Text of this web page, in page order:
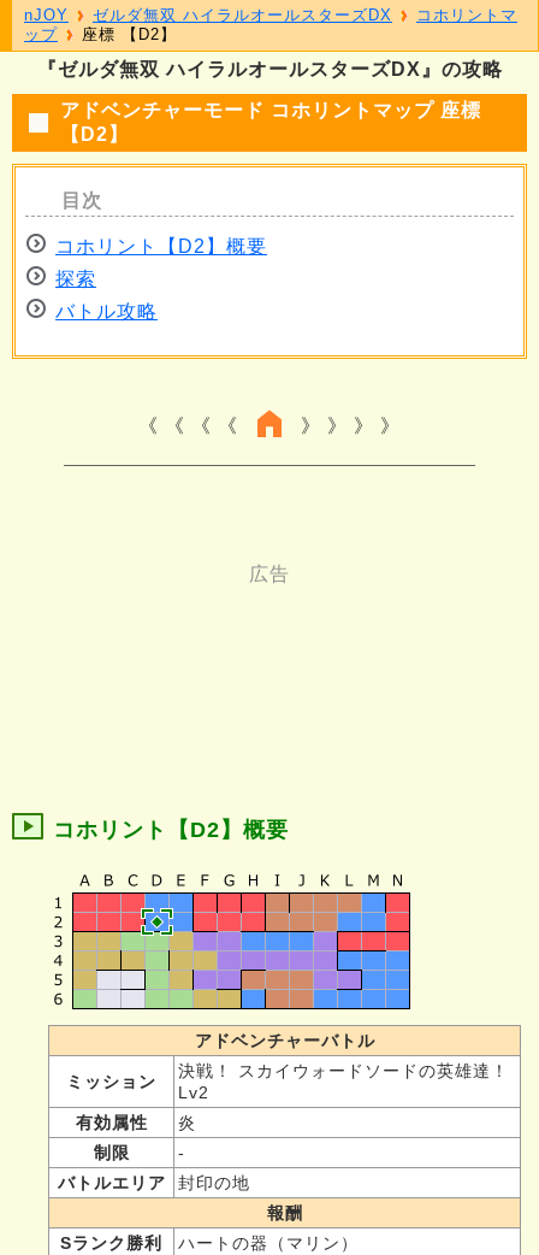
『ゼルダ無双 ハイラルオールスターズDX』の攻略
アドベンチャーモード コホリントマップ 座標
【D2】
コホリント【D2】概要
探索
バトル攻略
《 《 《 》 》 》
コホリント【D2】概要
アドベンチャーバトル
ミッション
決戦！ スカイウォードソードの英雄達！
Lv2
有効属性
炎
制限
-
バトルエリア
封印の地
報酬
Sランク勝利
ハートの器（マリン）
nJOY ゼルダ無双 ハイラルオールスターズDX
コホリントマ
ップ
座標 【D2】